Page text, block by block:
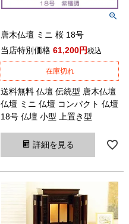
唐木仏壇 ミニ 桜 18号
当店特別価格 61,200 税込
在庫切れ
送料無料 仏壇 伝統型 唐木仏壇
仏壇 ミニ 仏壇 コンパクト 仏壇
18号 仏壇 小型 上置き型
詳細を見る